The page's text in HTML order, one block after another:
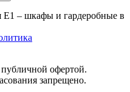
Е1 – шкафы и гардеробные в
офертой.
запрещено.